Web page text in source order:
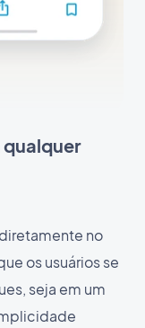
qualquer
no
os usuários se
seja em um